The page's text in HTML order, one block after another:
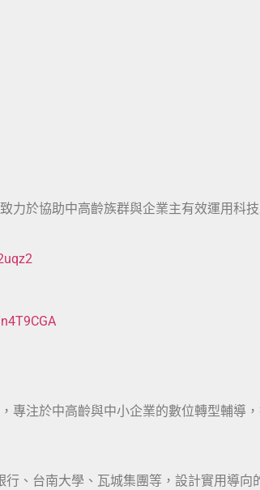
力於協助中高齡族群與企業主有效運用科
專注於中高齡與中小企業的數位轉型輔導
、台南大學、瓦城集團等，設計實用導向